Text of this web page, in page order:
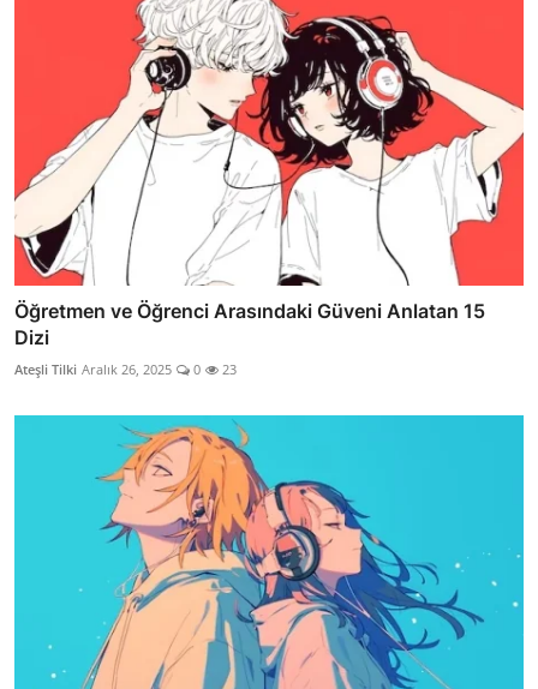
Öğretmen ve Öğrenci Arasındaki Güveni Anlatan 15
Dizi
Ateşli Tilki Aralık 26, 2025 0 23